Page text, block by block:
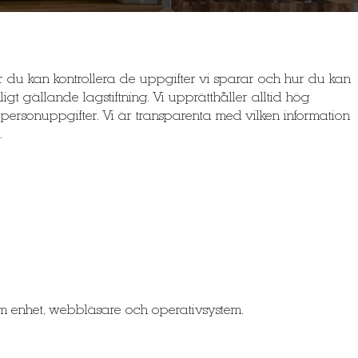
du kan kontrollera de uppgifter vi sparar och hur du kan
gällande lagstiftning. Vi upprätthåller alltid hög
Vi är transparenta med vilken information
webbläsare och operativsystem.